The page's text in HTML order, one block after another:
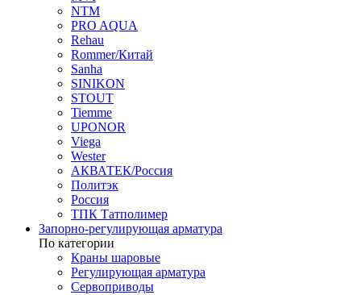
NTM
PRO AQUA
Rehau
Rommer/Китай
Sanha
SINIKON
STOUT
Tiemme
UPONOR
Viega
Wester
АКВАТЕК/Россия
Политэк
Россия
ТПК Татполимер
Запорно-регулирующая арматура
По категории
Краны шаровые
Регулирующая арматура
Сервоприводы